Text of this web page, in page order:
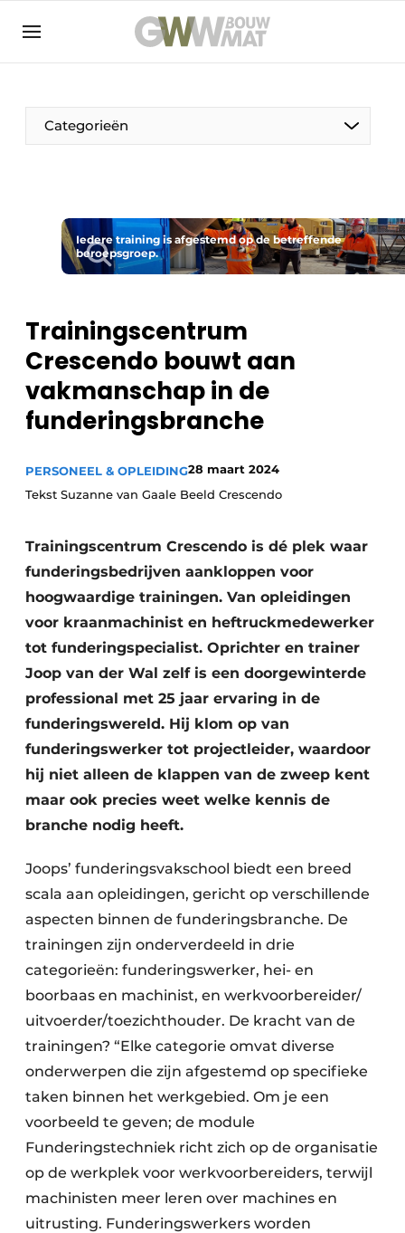
NL EN
Categorieën
De Pen
Vrouw in de bouw
Duurzaamheid & Innovatie
Fundering
Kopen/Huren/Leasen
Sloop & Recycling
Bouwtransport
Machines & Materieel
Iedere training is afgestemd op de betreffende
beroepsgroep.
Trainingscentrum
Crescendo bouwt aan
vakmanschap in de
funderingsbranche
PERSONEEL & OPLEIDING28 maart 2024
Tekst Suzanne van Gaale Beeld Crescendo
Trainingscentrum Crescendo is dé plek waar
funderingsbedrijven aankloppen voor
hoogwaardige trainingen. Van opleidingen
voor kraanmachinist en heftruckmedewerker
tot funderingspecialist. Oprichter en trainer
Joop van der Wal zelf is een doorgewinterde
professional met 25 jaar ervaring in de
funderingswereld. Hij klom op van
funderingswerker tot projectleider, waardoor
hij niet alleen de klappen van de zweep kent
maar ook precies weet welke kennis de
branche nodig heeft.
Joops’ funderingsvakschool biedt een breed
scala aan opleidingen, gericht op verschillende
aspecten binnen de funderingsbranche. De
trainingen zijn onderverdeeld in drie
categorieën: funderingswerker, hei- en
boorbaas en machinist, en werkvoorbereider/
uitvoerder/toezichthouder. De kracht van de
trainingen? “Elke categorie omvat diverse
onderwerpen die zijn afgestemd op specifieke
taken binnen het werkgebied. Om je een
voorbeeld te geven; de module
Funderingstechniek richt zich op de organisatie
op de werkplek voor werkvoorbereiders, terwijl
machinisten meer leren over machines en
uitrusting. Funderingswerkers worden